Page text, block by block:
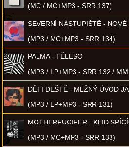
(MC / MC+MP3 - SRR 137)
SEVERNÍ NÁSTUPIŠTĚ - NOVÉ
(MP3 / MC+MP3 - SRR 134)
PALMA - TĚLESO
(MP3 / LP+MP3 - SRR 132 /
DĚTI DEŠTĚ - MLŽNÝ ÚVOD
(MP3 / LP+MP3 - SRR 131)
MOTHERFUCIFER - KLID
(MP3 / MC+MP3 - SRR 133)